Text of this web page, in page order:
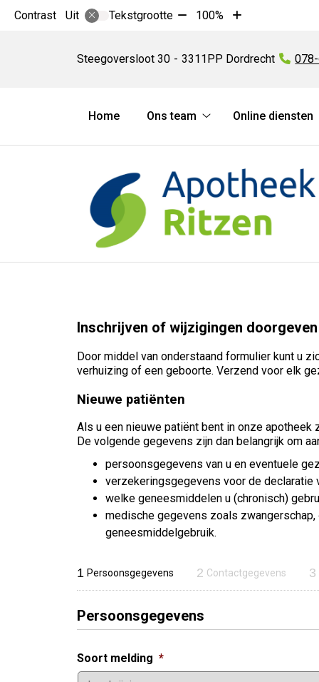
Contrast Uit Tekstgrootte Tekst
10%
100%
Tekst
10%
Steegoversloot 30 3311PP Dordrecht Tel:
Hoofdmenu
Home
Ons team
team
submenu
Online diensten
Inschrijven of wijzigingen doorgeven
Door middel van onderstaand formulier kunt u
verhuizing of een geboorte. Verzend voor elk
Nieuwe patiënten
Als u een nieuwe patiënt bent in onze apotheek
De volgende gegevens zijn dan belangrijk om
persoonsgegevens van u en eventuele
verzekeringsgegevens voor de declaratie
welke geneesmiddelen u (chronisch)
medische gegevens zoals
geneesmiddelgebruik.
1 Persoonsgegevens 2 Contactgegevens 3
Persoonsgegevens
Soort melding *